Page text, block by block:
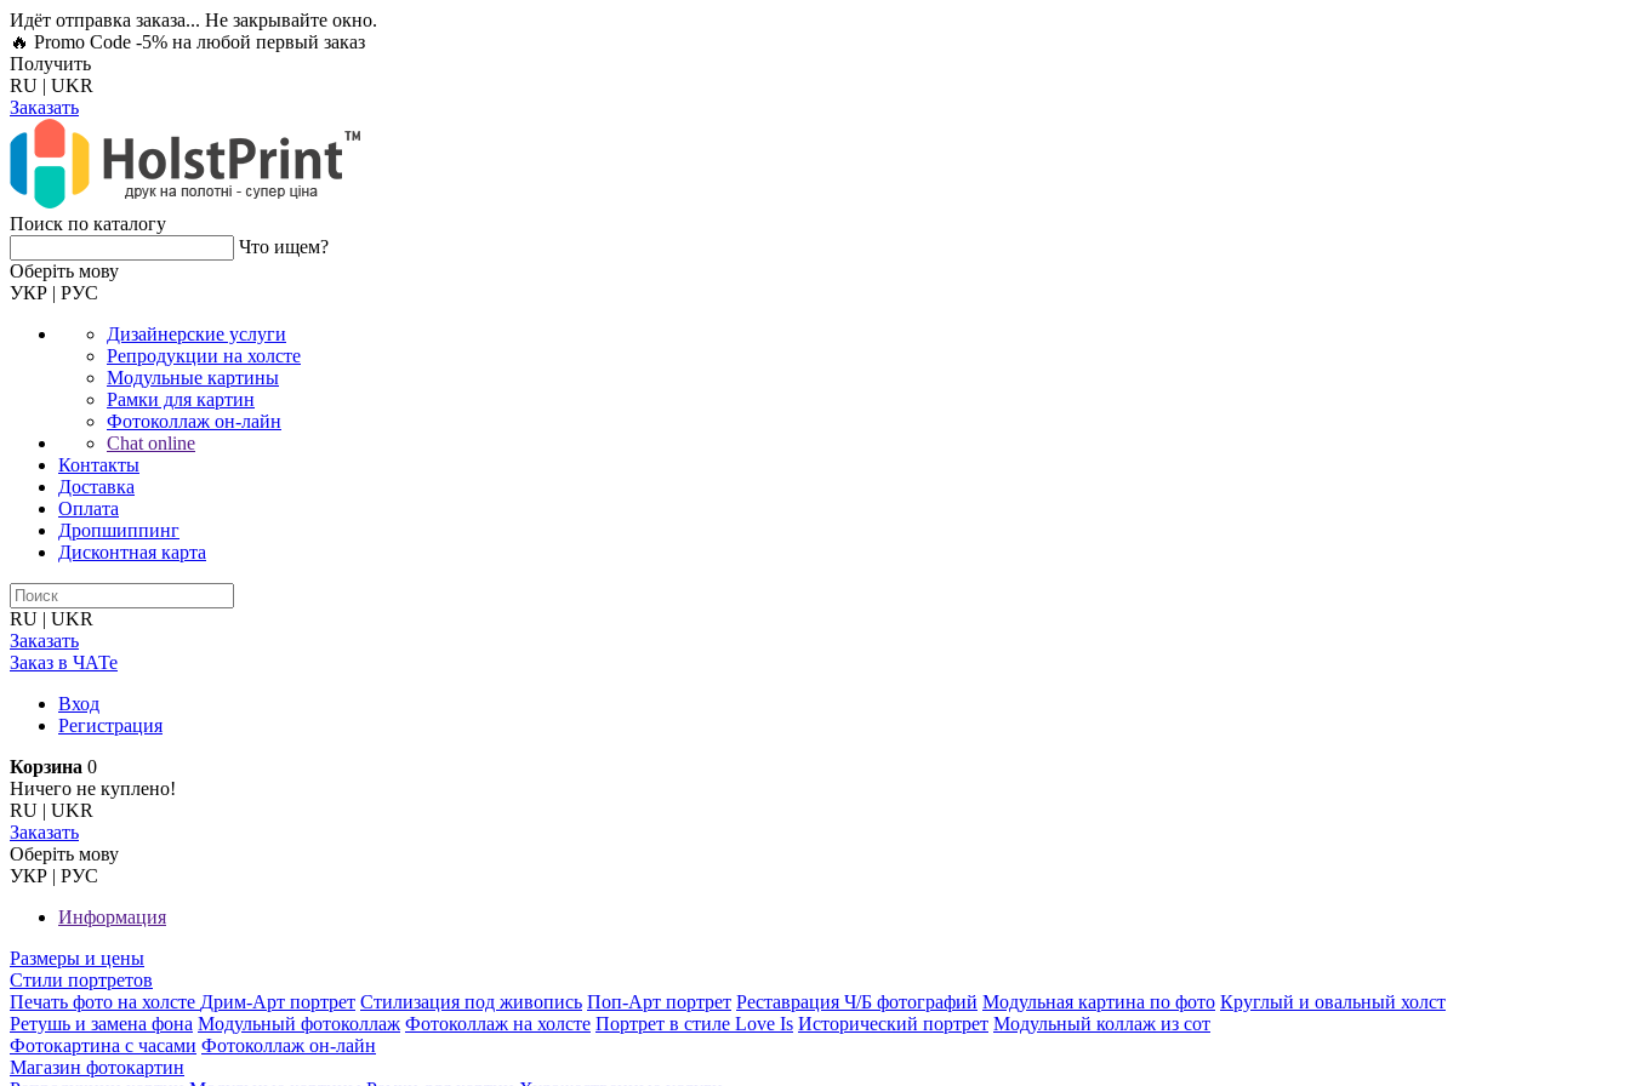
Идёт отправка заказа... Не закрывайте окно.
🔥 Promo Code -5% на любой первый заказ
Получить
RU | UKR
Заказать
Поиск по каталогу
Что ищем?
Оберiть мову
УКР | РУС
Дизайнерские услуги
Репродукции на холсте
Модульные картины
Рамки для картин
Фотоколлаж он-лайн
Chat online
Контакты
Доставка
Оплата
Дропшиппинг
Дисконтная карта
RU | UKR
Заказать
Заказ в ЧАТе
Вход
Регистрация
Корзина 0
Ничего не куплено!
RU | UKR
Заказать
Оберiть мову
УКР | РУС
Информация
Размеры и цены
Стили портретов
Печать фото на холсте Дрим-Арт портрет Стилизация под живопись Поп-Арт портрет Реставрация Ч/Б фотографий Модульная картина по фото Круглый и овальный холст
Ретушь и замена фона Модульный фотоколлаж Фотоколлаж на холсте Портрет в стиле Love Is Исторический портрет Модульный коллаж из сот
Фотокартина с часами Фотоколлаж он-лайн
Магазин фотокартин